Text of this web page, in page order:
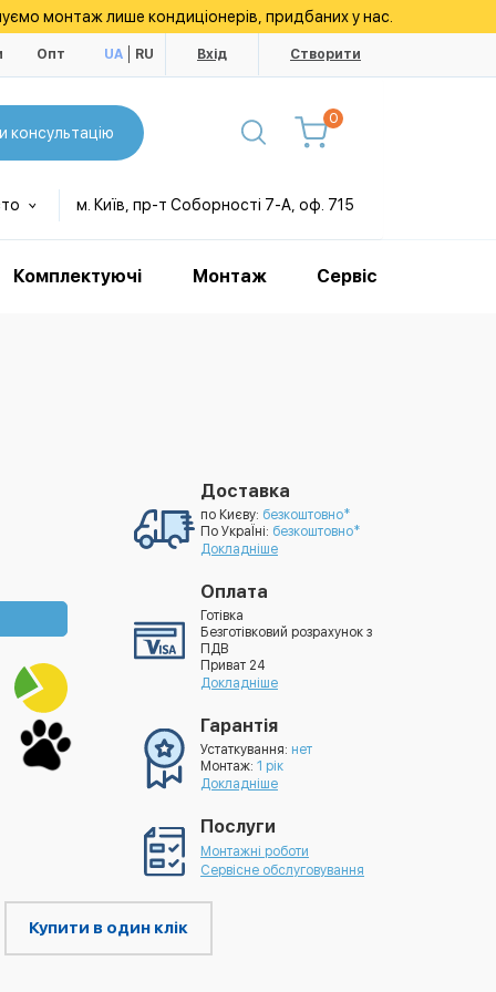
монтаж лише кондиціонерів, придбаних у нас.
Опт UA RU Вхід Створити
консультацію
0
м. Київ, пр-т Соборності 7-А, оф. 715
Комплектуючі Монтаж Сервіс
Доставка
по Києву: безкоштовно*
По УкраЇні: безкоштовно*
Докладніше
Оплата
Готівка
Безготівковий розрахунок з
ПДВ
Приват 24
Докладніше
Гарантія
Устаткування: нет
Монтаж: 1 рік
Докладніше
Послуги
Монтажні роботи
Сервісне обслуговування
Купити в один клік